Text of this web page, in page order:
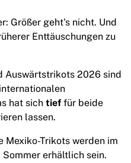
Größer geht's nicht. Und
Enttäuschungen zu
Auswärtstrikots 2026 sind
hat sich tief für beide
lassen.
Trikots werden im
erhältlich sein.